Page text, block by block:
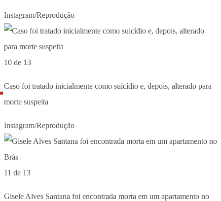
Instagram/Reprodução
10 de 13
Caso foi tratado inicialmente como suicídio e, depois, alterado para
morte suspeita
Instagram/Reprodução
11 de 13
Gisele Alves Santana foi encontrada morta em um apartamento no